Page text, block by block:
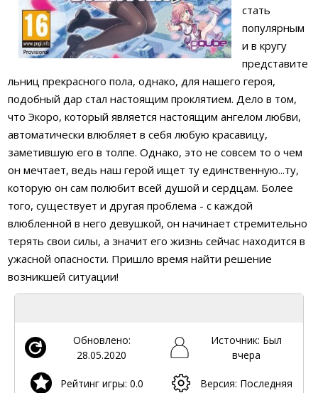
стать
популярным
и в кругу
представите
льниц прекрасного пола, однако, для нашего героя,
подобный дар стал настоящим проклятием. Дело в том,
что Экоро, который является настоящим ангелом любви,
автоматически влюбляет в себя любую красавицу,
заметившую его в толпе. Однако, это не совсем то о чем
он мечтает, ведь наш герой ищет ту единственную...ту,
которую он сам полюбит всей душой и сердцам. Более
того, существует и другая проблема - с каждой
влюбленной в него девушкой, он начинает стремительно
терять свои силы, а значит его жизнь сейчас находится в
ужасной опасности. Пришло время найти решение
возникшей ситуации!
Обновлено:
28.05.2020
Источник: Был
вчера
Рейтинг игры: 0.0 Версия: Последняя